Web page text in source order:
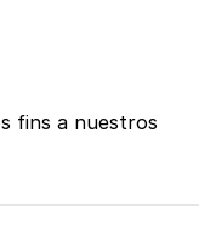
fins a nuestros